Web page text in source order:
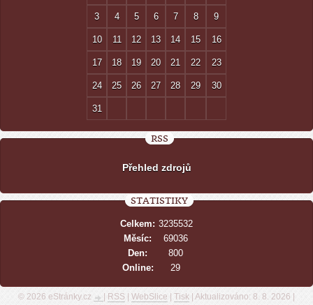
3 4 5 6 7 8 9
10 11 12 13 14 15 16
17 18 19 20 21 22 23
24 25 26 27 28 29 30
31
RSS
Přehled zdrojů
STATISTIKY
Online: 29
Celkem: 3235532
Měsíc:
69036
Den:
800
© 2026 eStránky.cz RSS WebSlice Tisk Aktualizováno: 8. 8. 2026